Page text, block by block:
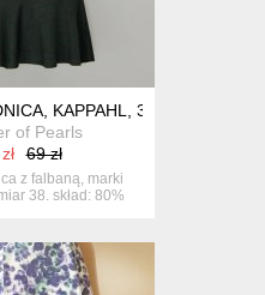
KAPPAHL, 38
of Pearls
69 zł
z falbaną, marki
38. skład: 80%